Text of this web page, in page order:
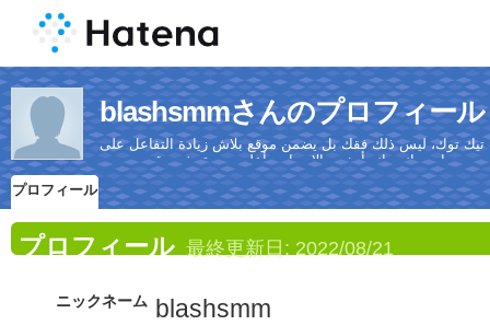
blashsmmさんのプロフィール
تيك توك، ليس ذلك فقك بل يضمن موقع بلاش زيادة التفاعل على
プロフィール
プロフィール 最終更新日: 2022/08/21
ニックネーム blashsmm